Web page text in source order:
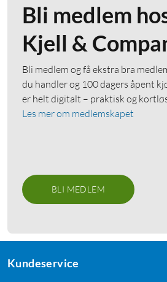
Bli medlem
Kjell &
Bli medlem og få ekstra bra
du handler og 100 dagers åpent
er helt digitalt – praktisk og
Les mer om medlemskapet
BLI MEDLEM
Kundeservice